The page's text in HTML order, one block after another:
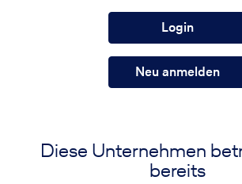
Login
Neu anmelden
Diese Unternehmen
bereits